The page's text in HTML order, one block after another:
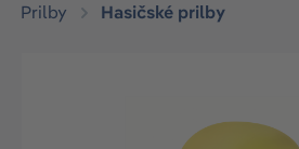
Prilby
Hasičské prilby